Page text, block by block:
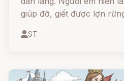
giúp đỡ, giết được lợn
như tội ác đã bị chôn vùi
ST